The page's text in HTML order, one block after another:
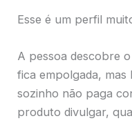
Esse é um perfil
A pessoa descobre
fica empolgada,
sozinho não paga
produto divulgar,